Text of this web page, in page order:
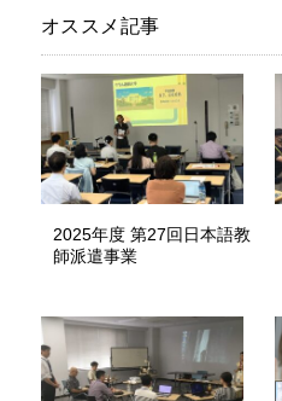
オススメ記事
2025年度 第27回日本語教
師派遣事業